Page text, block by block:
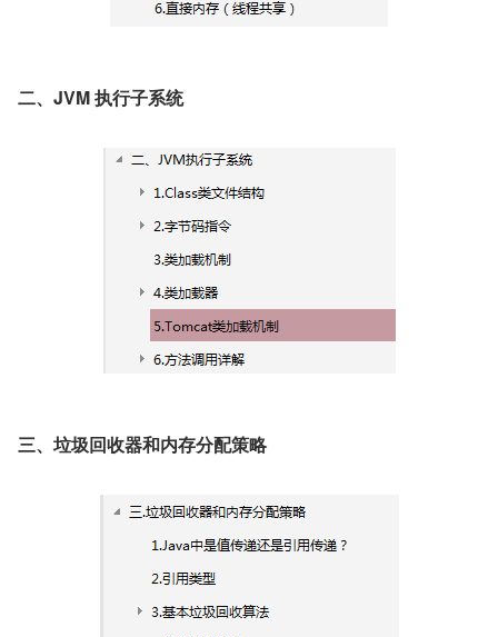
二、JVM 执行子系统
三、垃圾回收器和内存分配策略